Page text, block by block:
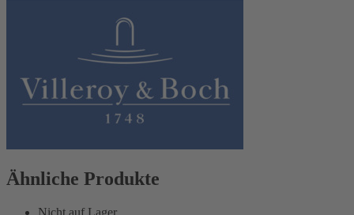
Ähnliche Produkte
Nicht auf Lager